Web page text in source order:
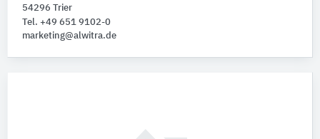
54296 Trier
Tel. +49 651 9102-0
marketing@alwitra.de